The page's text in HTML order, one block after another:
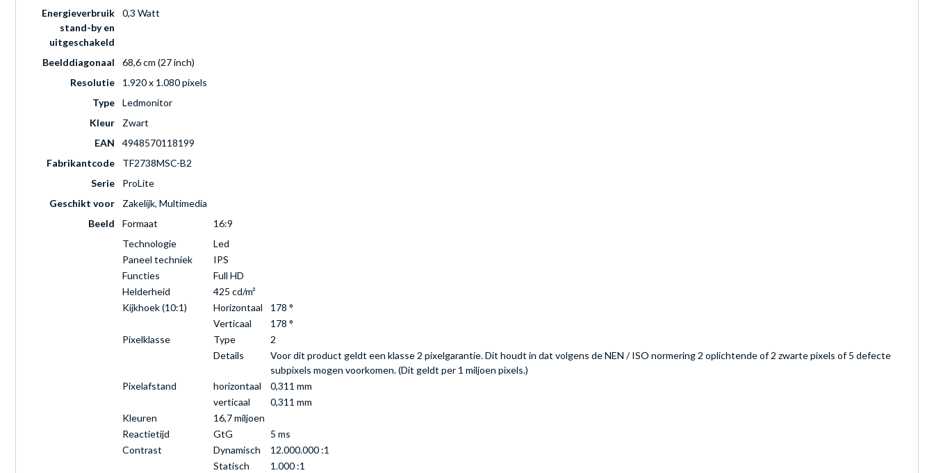
Energieverbruik
stand-by en
uitgeschakeld
0,3 Watt
Beelddiagonaal
68,6 cm (27 inch)
Resolutie
1.920 x 1.080 pixels
Type
Ledmonitor
Kleur
Zwart
EAN
4948570118199
Fabrikantcode
TF2738MSC-B2
Serie
ProLite
Geschikt voor
Zakelijk, Multimedia
Beeld
Formaat
16:9
Technologie
Led
Paneel techniek
IPS
Functies
Full HD
Helderheid
425 cd/m²
Kijkhoek (10:1)
Horizontaal
178 °
Verticaal
178 °
Pixelklasse
Type
2
Details
Voor dit product geldt een klasse 2 pixelgarantie. Dit houdt in dat volgens de NEN / ISO normering 2 oplichtende of 2 zwarte pixels of 5 defecte
subpixels mogen voorkomen. (Dit geldt per 1 miljoen pixels.)
Pixelafstand
horizontaal
0,311 mm
verticaal
0,311 mm
Kleuren
16,7 miljoen
Reactietijd
GtG
5 ms
Contrast
Dynamisch
12.000.000 :1
Statisch
1.000 :1